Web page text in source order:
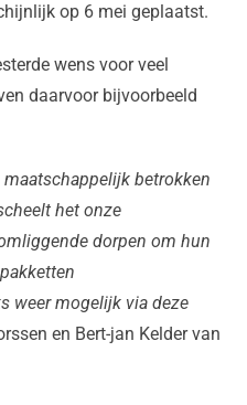
op 6 mei geplaatst.
wens voor veel
daarvoor bijvoorbeeld
betrokken
het onze
dorpen om hun
weer mogelijk via deze
en Bert-jan Kelder van